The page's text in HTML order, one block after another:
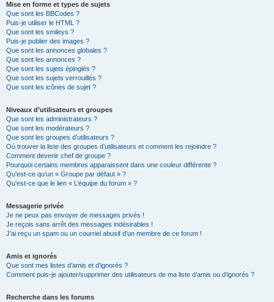
Mise en forme et types de sujets
Que sont les BBCodes ?
Puis-je utiliser le HTML ?
Que sont les smileys ?
Puis-je publier des images ?
Que sont les annonces globales ?
Que sont les annonces ?
Que sont les sujets épinglés ?
Que sont les sujets verrouillés ?
Que sont les icônes de sujet ?
Niveaux d’utilisateurs et groupes
Que sont les administrateurs ?
Que sont les modérateurs ?
Que sont les groupes d’utilisateurs ?
Où trouver la liste des groupes d’utilisateurs et comment les rejoindre ?
Comment devenir chef de groupe ?
Pourquoi certains membres apparaissent dans une couleur différente ?
Qu’est-ce qu’un « Groupe par défaut » ?
Qu’est-ce que le lien « L’équipe du forum » ?
Messagerie privée
Je ne peux pas envoyer de messages privés !
Je reçois sans arrêt des messages indésirables !
J’ai reçu un spam ou un courriel abusif d’un membre de ce forum !
Amis et ignorés
Que sont mes listes d’amis et d’ignorés ?
Comment puis-je ajouter/supprimer des utilisateurs de ma liste d’amis ou d’ignorés ?
Recherche dans les forums